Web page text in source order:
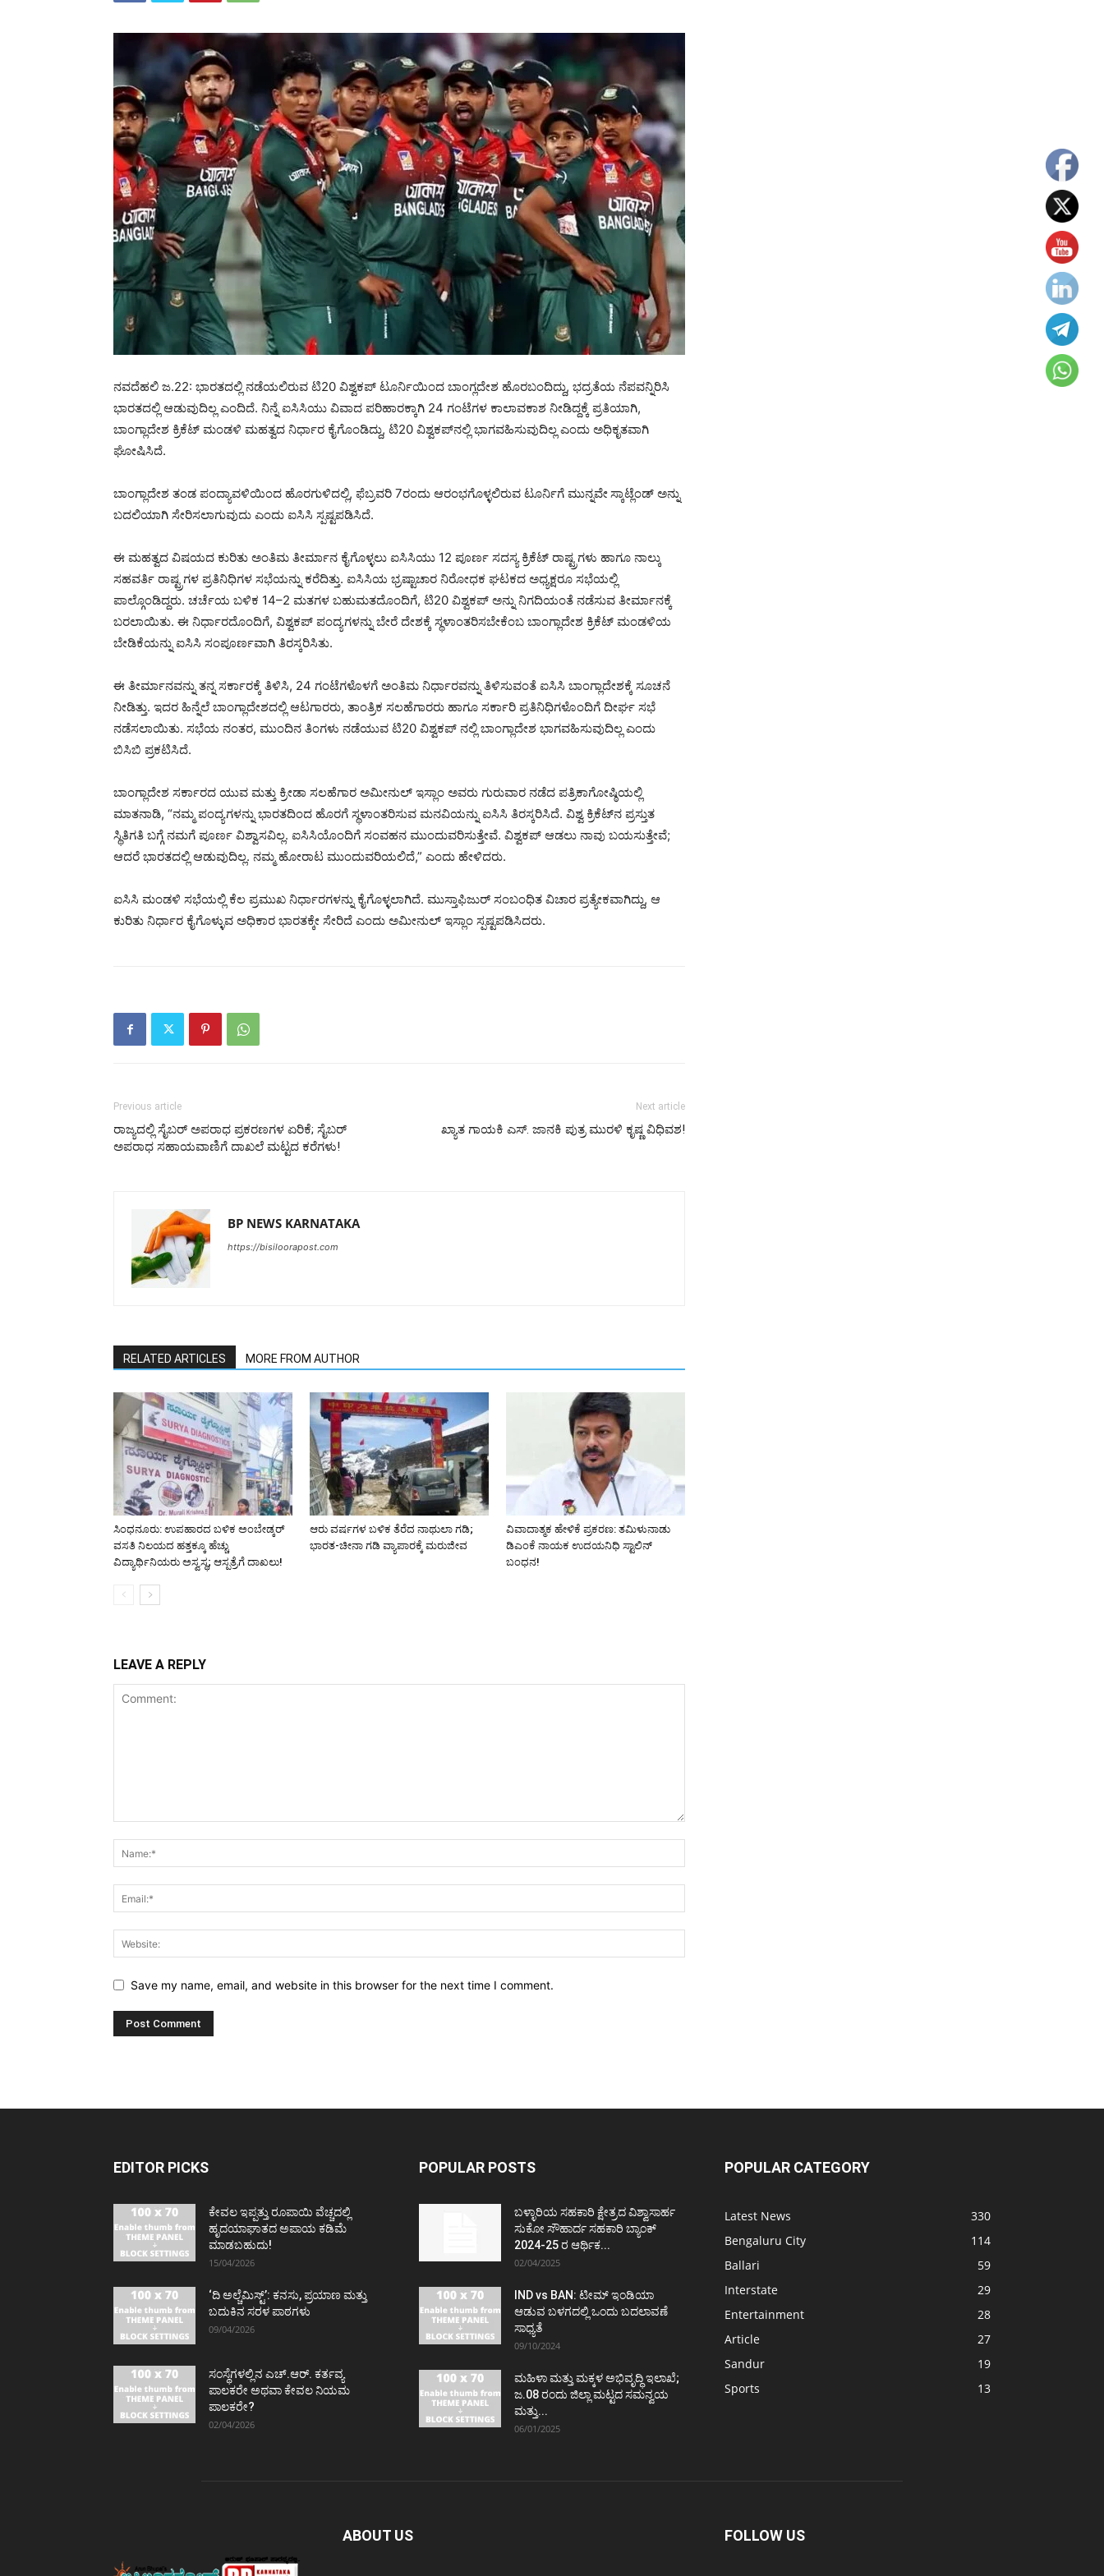
ನವದೆಹಲಿ ಜ.22: ಭಾರತದಲ್ಲಿ ನಡೆಯಲಿರುವ ಟಿ20 ವಿಶ್ವಕಪ್ ಟೂರ್ನಿಯಿಂದ ಬಾಂಗ್ಲದೇಶ ಹೊರಬಂದಿದ್ದು, ಭದ್ರತೆಯ ನೆಪವನ್ನಿರಿಸಿ
ಭಾರತದಲ್ಲಿ ಆಡುವುದಿಲ್ಲ ಎಂದಿದೆ. ನಿನ್ನೆ ಐಸಿಸಿಯು ವಿವಾದ ಪರಿಹಾರಕ್ಕಾಗಿ 24 ಗಂಟೆಗಳ ಕಾಲಾವಕಾಶ ನೀಡಿದ್ದಕ್ಕೆ ಪ್ರತಿಯಾಗಿ,
ಬಾಂಗ್ಲಾದೇಶ ಕ್ರಿಕೆಟ್ ಮಂಡಳಿ ಮಹತ್ವದ ನಿರ್ಧಾರ ಕೈಗೊಂಡಿದ್ದು, ಟಿ20 ವಿಶ್ವಕಪ್‌ನಲ್ಲಿ ಭಾಗವಹಿಸುವುದಿಲ್ಲ ಎಂದು ಅಧಿಕೃತವಾಗಿ
ಘೋಷಿಸಿದೆ.
ಬಾಂಗ್ಲಾದೇಶ ತಂಡ ಪಂದ್ಯಾವಳಿಯಿಂದ ಹೊರಗುಳಿದಲ್ಲಿ, ಫೆಬ್ರವರಿ 7ರಂದು ಆರಂಭಗೊಳ್ಳಲಿರುವ ಟೂರ್ನಿಗೆ ಮುನ್ನವೇಸ್ಕಾಟ್ಲೆಂಡ್ ಅನ್ನು
ಬದಲಿಯಾಗಿ ಸೇರಿಸಲಾಗುವುದು ಎಂದು ಐಸಿಸಿ ಸ್ಪಷ್ಟಪಡಿಸಿದೆ.
ಈ ಮಹತ್ವದ ವಿಷಯದ ಕುರಿತು ಅಂತಿಮ ತೀರ್ಮಾನ ಕೈಗೊಳ್ಳಲು ಐಸಿಸಿಯು 12 ಪೂರ್ಣ ಸದಸ್ಯ ಕ್ರಿಕೆಟ್ ರಾಷ್ಟ್ರಗಳು ಹಾಗೂ ನಾಲ್ಕು
ಸಹವರ್ತಿ ರಾಷ್ಟ್ರಗಳ ಪ್ರತಿನಿಧಿಗಳ ಸಭೆಯನ್ನು ಕರೆದಿತ್ತು. ಐಸಿಸಿಯ ಭ್ರಷ್ಟಾಚಾರ ನಿರೋಧಕ ಘಟಕದ ಅಧ್ಯಕ್ಷರೂ ಸಭೆಯಲ್ಲಿ
ಪಾಲ್ಗೊಂಡಿದ್ದರು. ಚರ್ಚೆಯ ಬಳಿಕ 14–2 ಮತಗಳ ಬಹುಮತದೊಂದಿಗೆ, ಟಿ20 ವಿಶ್ವಕಪ್ ಅನ್ನು ನಿಗದಿಯಂತೆ ನಡೆಸುವ ತೀರ್ಮಾನಕ್ಕೆ
ಬರಲಾಯಿತು. ಈ ನಿರ್ಧಾರದೊಂದಿಗೆ, ವಿಶ್ವಕಪ್ ಪಂದ್ಯಗಳನ್ನು ಬೇರೆ ದೇಶಕ್ಕೆ ಸ್ಥಳಾಂತರಿಸಬೇಕೆಂಬ ಬಾಂಗ್ಲಾದೇಶ ಕ್ರಿಕೆಟ್ ಮಂಡಳಿಯ
ಬೇಡಿಕೆಯನ್ನು ಐಸಿಸಿ ಸಂಪೂರ್ಣವಾಗಿ ತಿರಸ್ಕರಿಸಿತು.
ಈ ತೀರ್ಮಾನವನ್ನು ತನ್ನ ಸರ್ಕಾರಕ್ಕೆ ತಿಳಿಸಿ, 24 ಗಂಟೆಗಳೊಳಗೆ ಅಂತಿಮ ನಿರ್ಧಾರವನ್ನು ತಿಳಿಸುವಂತೆ ಐಸಿಸಿ ಬಾಂಗ್ಲಾದೇಶಕ್ಕೆ ಸೂಚನೆ
ನೀಡಿತ್ತು. ಇದರ ಹಿನ್ನೆಲೆ ಬಾಂಗ್ಲಾದೇಶದಲ್ಲಿ ಆಟಗಾರರು, ತಾಂತ್ರಿಕ ಸಲಹೆಗಾರರು ಹಾಗೂ ಸರ್ಕಾರಿ ಪ್ರತಿನಿಧಿಗಳೊಂದಿಗೆ ದೀರ್ಘ ಸಭೆ
ನಡೆಸಲಾಯಿತು. ಸಭೆಯ ನಂತರ, ಮುಂದಿನ ತಿಂಗಳು ನಡೆಯುವ ಟಿ20 ವಿಶ್ವಕಪ್ ನಲ್ಲಿ ಬಾಂಗ್ಲಾದೇಶ ಭಾಗವಹಿಸುವುದಿಲ್ಲ ಎಂದು
ಬಿಸಿಬಿ ಪ್ರಕಟಿಸಿದೆ.
ಬಾಂಗ್ಲಾದೇಶ ಸರ್ಕಾರದ ಯುವ ಮತ್ತು ಕ್ರೀಡಾ ಸಲಹೆಗಾರ ಅಮೀನುಲ್ ಇಸ್ಲಾಂ ಅವರು ಗುರುವಾರ ನಡೆದ ಪತ್ರಿಕಾಗೋಷ್ಠಿಯಲ್ಲಿ
ಮಾತನಾಡಿ, “ನಮ್ಮ ಪಂದ್ಯಗಳನ್ನು ಭಾರತದಿಂದ ಹೊರಗೆ ಸ್ಥಳಾಂತರಿಸುವ ಮನವಿಯನ್ನು ಐಸಿಸಿ ತಿರಸ್ಕರಿಸಿದೆ. ವಿಶ್ವ ಕ್ರಿಕೆಟ್‌ನ ಪ್ರಸ್ತುತ
ಸ್ಥಿತಿಗತಿ ಬಗ್ಗೆ ನಮಗೆ ಪೂರ್ಣ ವಿಶ್ವಾಸವಿಲ್ಲ. ಐಸಿಸಿಯೊಂದಿಗೆ ಸಂವಹನ ಮುಂದುವರಿಸುತ್ತೇವೆ. ವಿಶ್ವಕಪ್ ಆಡಲು ನಾವು ಬಯಸುತ್ತೇವೆ;
ಆದರೆ ಭಾರತದಲ್ಲಿ ಆಡುವುದಿಲ್ಲ. ನಮ್ಮ ಹೋರಾಟ ಮುಂದುವರಿಯಲಿದೆ,” ಎಂದು ಹೇಳಿದರು.
ಐಸಿಸಿ ಮಂಡಳಿ ಸಭೆಯಲ್ಲಿ ಕೆಲ ಪ್ರಮುಖ ನಿರ್ಧಾರಗಳನ್ನು ಕೈಗೊಳ್ಳಲಾಗಿದೆ. ಮುಸ್ತಾಫಿಜುರ್ ಸಂಬಂಧಿತ ವಿಚಾರ ಪ್ರತ್ಯೇಕವಾಗಿದ್ದು, ಆ
ಕುರಿತು ನಿರ್ಧಾರ ಕೈಗೊಳ್ಳುವ ಅಧಿಕಾರ ಭಾರತಕ್ಕೇ ಸೇರಿದೆ ಎಂದು ಅಮೀನುಲ್ ಇಸ್ಲಾಂ ಸ್ಪಷ್ಟಪಡಿಸಿದರು.
Previous article
ರಾಜ್ಯದಲ್ಲಿ ಸೈಬರ್ ಅಪರಾಧ ಪ್ರಕರಣಗಳ ಏರಿಕೆ; ಸೈಬರ್
ಅಪರಾಧ ಸಹಾಯವಾಣಿಗೆ ದಾಖಲೆ ಮಟ್ಟದ ಕರೆಗಳು!
Next article
ಖ್ಯಾತ ಗಾಯಕಿ ಎಸ್. ಜಾನಕಿ ಪುತ್ರ ಮುರಳಿ ಕೃಷ್ಣ ವಿಧಿವಶ!
BP NEWS KARNATAKA
https://bisiloorapost.com
RELATED ARTICLES MORE FROM AUTHOR
ಸಿಂಧನೂರು: ಉಪಹಾರದ ಬಳಿಕ ಅಂಬೇಡ್ಕರ್
ವಸತಿ ನಿಲಯದ ಹತ್ತಕ್ಕೂ ಹೆಚ್ಚು
ವಿದ್ಯಾರ್ಥಿನಿಯರು ಅಸ್ವಸ್ಥ; ಆಸ್ಪತ್ರೆಗೆ ದಾಖಲು!
ಆರು ವರ್ಷಗಳ ಬಳಿಕ ತೆರೆದ ನಾಥುಲಾ ಗಡಿ;
ಭಾರತ-ಚೀನಾ ಗಡಿ ವ್ಯಾಪಾರಕ್ಕೆ ಮರುಜೀವ
ವಿವಾದಾತ್ಮಕ ಹೇಳಿಕೆ ಪ್ರಕರಣ: ತಮಿಳುನಾಡು
ಡಿಎಂಕೆ ನಾಯಕ ಉದಯನಿಧಿ ಸ್ಟಾಲಿನ್
ಬಂಧನ!
LEAVE A REPLY
Save my name, email, and website in this browser for the next time I comment.
EDITOR PICKS
ಕೇವಲ ಇಪ್ಪತ್ತು ರೂಪಾಯಿ ವೆಚ್ಚದಲ್ಲಿ
ಹೃದಯಾಘಾತದ ಅಪಾಯ ಕಡಿಮೆ
ಮಾಡಬಹುದು!
15/04/2026
‘ದಿ ಅಲ್ಚೆಮಿಸ್ಟ್’: ಕನಸು, ಪ್ರಯಾಣ ಮತ್ತು
ಬದುಕಿನ ಸರಳ ಪಾಠಗಳು
09/04/2026
ಸಂಸ್ಥೆಗಳಲ್ಲಿನ ಎಚ್.ಆರ್. ಕರ್ತವ್ಯ
ಪಾಲಕರೇ ಅಥವಾ ಕೇವಲ ನಿಯಮ
ಪಾಲಕರೇ?
02/04/2026
POPULAR POSTS
ಬಳ್ಳಾರಿಯ ಸಹಕಾರಿ ಕ್ಷೇತ್ರದ ವಿಶ್ವಾಸಾರ್ಹ
ಸುಕೋ ಸೌಹಾರ್ದ ಸಹಕಾರಿ ಬ್ಯಾಂಕ್
2024-25 ರ ಆರ್ಥಿಕ...
02/04/2025
IND vs BAN: ಟೀಮ್ ಇಂಡಿಯಾ
ಆಡುವ ಬಳಗದಲ್ಲಿ ಒಂದು ಬದಲಾವಣೆ
ಸಾಧ್ಯತೆ
09/10/2024
ಮಹಿಳಾ ಮತ್ತು ಮಕ್ಕಳ ಅಭಿವೃದ್ಧಿ ಇಲಾಖೆ;
ಜ.08 ರಂದು ಜಿಲ್ಲಾ ಮಟ್ಟದ ಸಮನ್ವಯ
ಮತ್ತು...
06/01/2025
POPULAR CATEGORY
Latest News
330
Bengaluru City
114
Ballari
59
Interstate
29
Entertainment
28
Article
27
Sandur
19
Sports
13
ABOUT US FOLLOW US